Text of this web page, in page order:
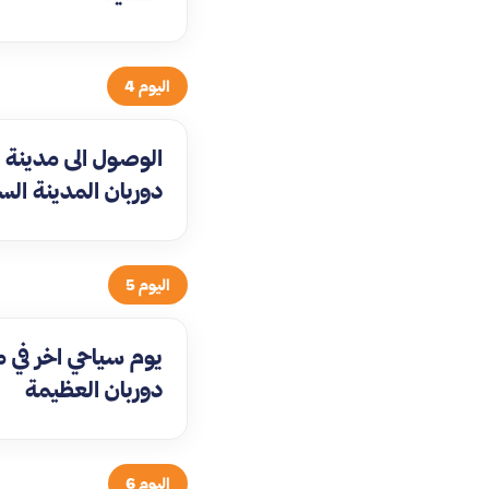
اليوم 4
الوصول الى مدينة
دوربان المدينة
اليوم 5
يوم سياحي اخر في
دوربان العظيمة
اليوم 6